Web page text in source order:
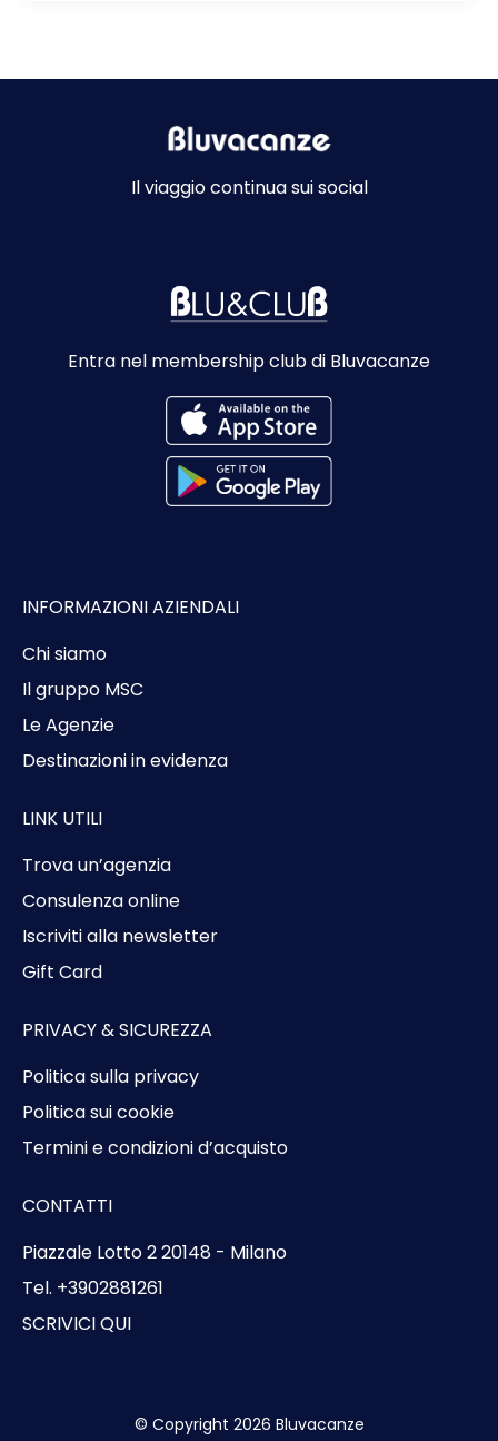
Il viaggio continua sui social
Entra nel membership club di Bluvacanze
INFORMAZIONI AZIENDALI
Chi siamo
Il gruppo MSC
Le Agenzie
Destinazioni in evidenza
LINK UTILI
Trova un’agenzia
Consulenza online
Iscriviti alla newsletter
Gift Card
PRIVACY & SICUREZZA
Politica sulla privacy
Politica sui cookie
Termini e condizioni d’acquisto
CONTATTI
Piazzale Lotto 2 20148 - Milano
Tel. +3902881261
SCRIVICI QUI
© Copyright 2026 Bluvacanze